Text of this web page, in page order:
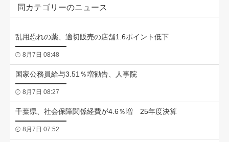
同カテゴリーのニュース
乱用恐れの薬、適切販売の店舗1.6ポイント低下
8月7日 08:48
国家公務員給与3.51％増勧告、人事院
8月7日 08:27
千葉県、社会保障関係経費が4.6％増 25年度決算
8月7日 07:52